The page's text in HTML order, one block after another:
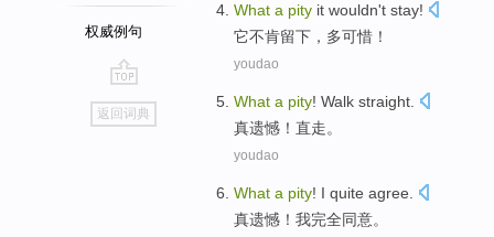
权威例句
go
top
返回词典
What a pity it wouldn't stay!
它不肯留下 ，多可惜 ！
youdao
What a pity! Walk straight
真遗憾！直走。
youdao
What a pity! I quite agree
真遗憾！ 我完全同意。